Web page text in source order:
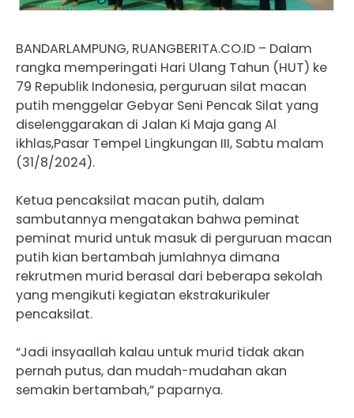
BANDARLAMPUNG, RUANGBERITA.CO.ID – Dalam
rangka memperingati Hari Ulang Tahun (HUT) ke
79 Republik Indonesia, perguruan silat macan
putih menggelar Gebyar Seni Pencak Silat yang
diselenggarakan di Jalan Ki Maja gang Al
ikhlas,Pasar Tempel Lingkungan III, Sabtu malam
(31/8/2024).
Ketua pencaksilat macan putih, dalam
sambutannya mengatakan bahwa peminat
peminat murid untuk masuk di perguruan macan
putih kian bertambah jumlahnya dimana
rekrutmen murid berasal dari beberapa sekolah
yang mengikuti kegiatan ekstrakurikuler
pencaksilat.
“Jadi insyaallah kalau untuk murid tidak akan
pernah putus, dan mudah-mudahan akan
semakin bertambah,” paparnya.